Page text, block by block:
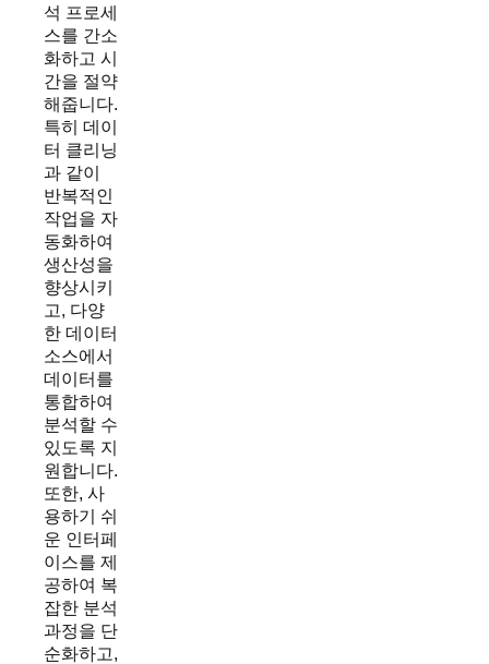
석 프로세
스를 간소
화하고 시
간을 절약
해줍니다.
특히 데이
터 클리닝
과 같이
반복적인
작업을 자
동화하여
생산성을
향상시키
고, 다양
한 데이터
소스에서
데이터를
통합하여
분석할 수
있도록 지
원합니다.
또한, 사
용하기 쉬
운 인터페
이스를 제
공하여 복
잡한 분석
과정을 단
순화하고,